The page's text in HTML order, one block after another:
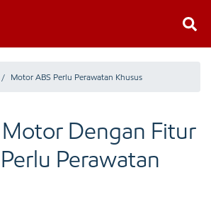
/ Motor ABS Perlu Perawatan Khusus
Dengan Fitur
Perawatan